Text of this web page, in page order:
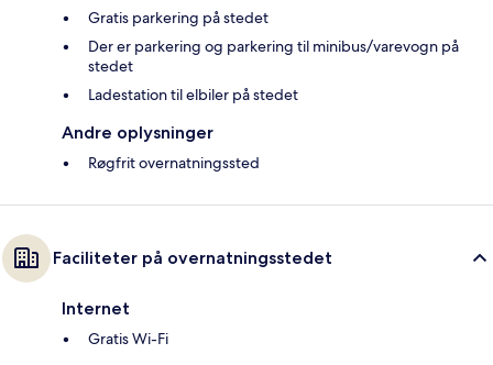
Gratis parkering på stedet
Der er parkering og parkering til minibus/varevogn på
stedet
Ladestation til elbiler på stedet
Andre oplysninger
Røgfrit overnatningssted
Faciliteter på overnatningsstedet
Internet
Gratis Wi-Fi